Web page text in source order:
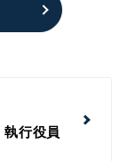
執行役員